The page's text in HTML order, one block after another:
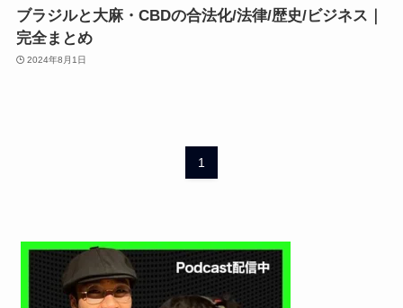
ブラジルと大麻・CBDの合法化/法律/歴史/ビジネス｜
完全まとめ
2024年8月1日
1